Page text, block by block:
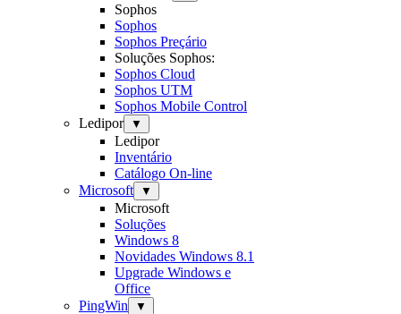
Sophos
Sophos
Sophos Preçário
Soluções Sophos:
Sophos Cloud
Sophos UTM
Sophos Mobile Control
Ledipor
▼
Ledipor
Inventário
Catálogo On-line
Microsoft
▼
Microsoft
Soluções
Windows 8
Novidades Windows 8.1
Upgrade Windows e
Office
PingWin
▼